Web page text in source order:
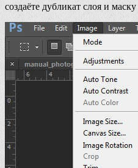
создаёте дубликат слоя и